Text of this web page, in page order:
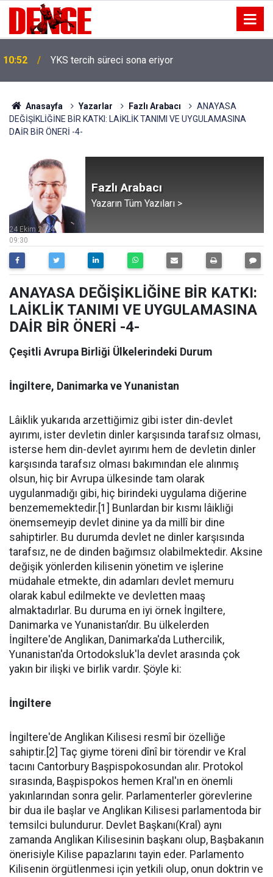
10:52 YKS tercih süreci sona eriyor
Anasayfa Yazarlar Fazlı Arabacı
ANAYASA
DEĞİŞİKLİĞİNE BİR KATKI: LAİKLİK TANIMI VE UYGULAMASINA
DAİR BİR ÖNERİ -4-
Fazlı Arabacı
Yazarın Tüm Yazıları >
09:30
24 Ekim 2024
ANAYASA DEĞİŞİKLİĞİNE BİR KATKI:
LAİKLİK TANIMI VE UYGULAMASINA
DAİR BİR ÖNERİ -4-
Çeşitli Avrupa Birliği Ülkelerindeki Durum
İngiltere, Danimarka ve Yunanistan
Lâiklik yukarıda arzettiğimiz gibi ister din-devlet
ayırımı, ister devletin dinler karşısında tarafsız olması,
isterse hem din-devlet ayırımı hem de devletin dinler
karşısında tarafsız olması bakımından ele alınmış
olsun, hiç bir Avrupa ülkesinde tam olarak
uygulanmadığı gibi, hiç birindeki uygulama diğerine
benzememektedir.[1] Bunlardan bir kısmı lâikliği
önemsemeyip devlet dinine ya da millî bir dine
sahiptirler. Bu durumda devlet ne dinler karşısında
tarafsız, ne de dinden bağımsız olabilmektedir. Aksine
değişik yönlerden kilisenin yönetim ve işlerine
müdahale etmekte, din adamları devlet memuru
olarak kabul edilmekte ve devletten maaş
almaktadırlar. Bu duruma en iyi örnek İngiltere,
Danimarka ve Yunanistan’dır. Bu ülkelerden
İngiltere'de Anglikan, Danimarka'da Luthercilik,
Yunanistan'da Ortodoksluk'la devlet arasında çok
yakın bir ilişki ve birlik vardır. Şöyle ki:
İngiltere
İngiltere'de Anglikan Kilisesi resmî bir özelliğe
sahiptir.[2] Taç giyme töreni dînî bir törendir ve Kral
tacını Cantorbury Başpispokosundan alır. Protokol
sırasında, Başpispokos hemen Kral'ın en önemli
yakınlarından sonra gelir. Parlamenterler görevlerine
bir dua ile başlar ve Anglikan Kilisesi parlamentoda bir
temsilci bulundurur. Devlet Başkanı(Kral) aynı
zamanda Anglikan Kilisesinin başkanı olup, Başbakanın
önerisiyle Kilise papazlarını tayin eder. Parlamento
Kilisenin örgütlenmesi için yetkili olup, onun doktrin ve